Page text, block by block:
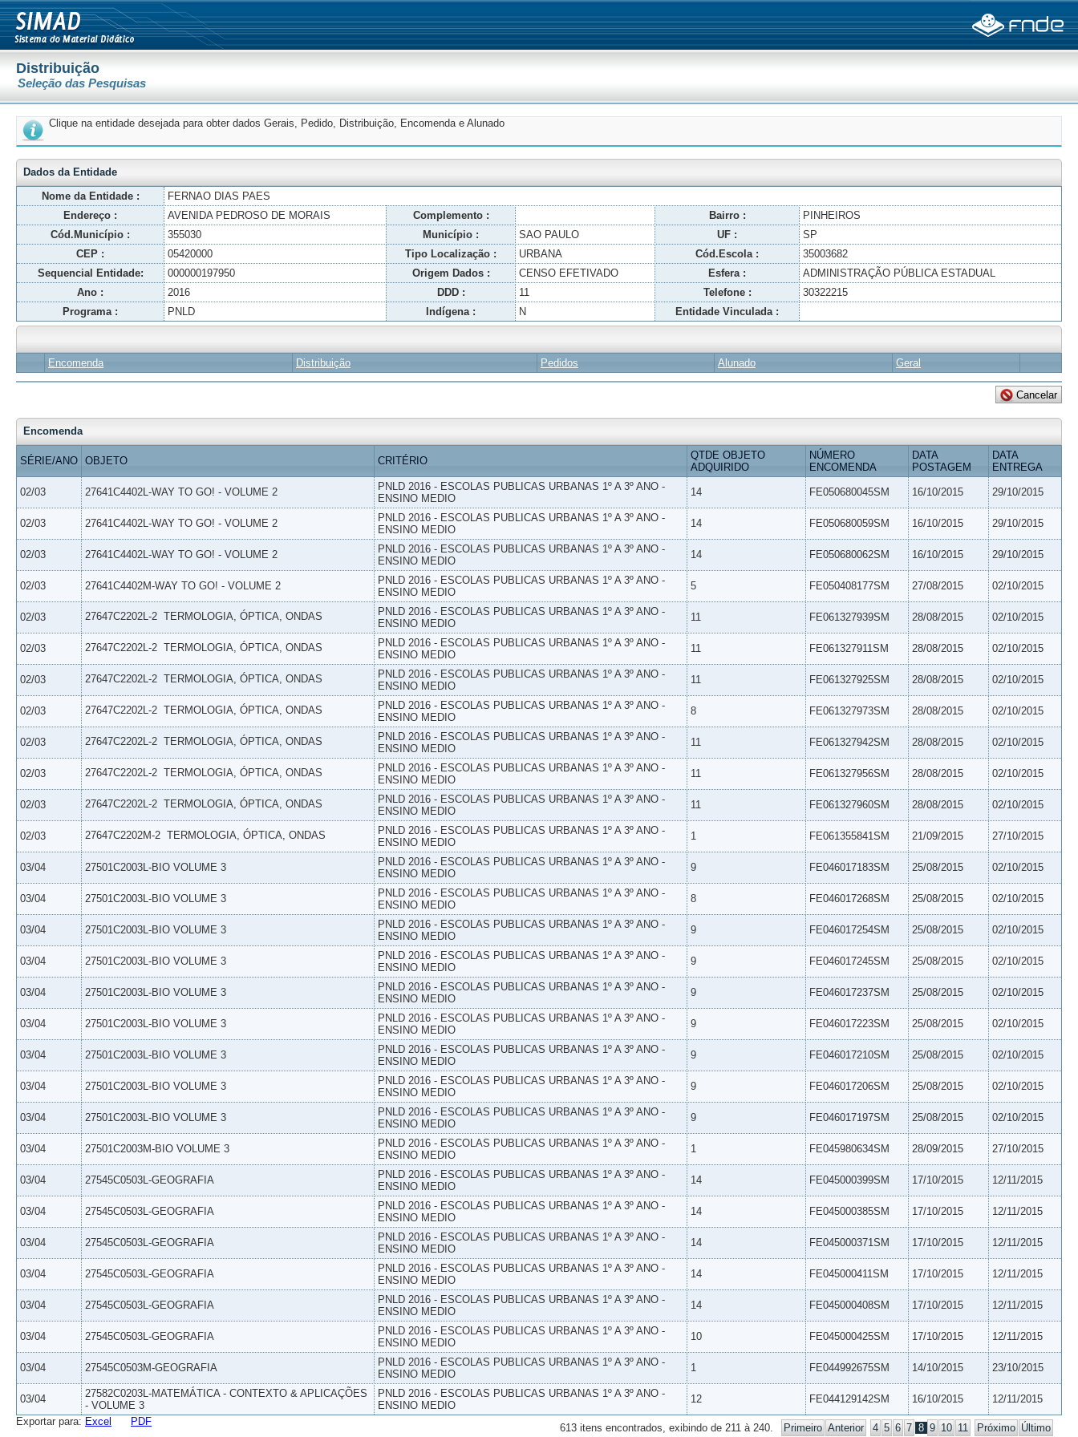
Distribuição
Seleção das Pesquisas
Clique na entidade desejada para obter dados Gerais, Pedido, Distribuição, Encomenda e Alunado
Dados da Entidade
Nome da Entidade :
FERNAO DIAS PAES
Endereço :
AVENIDA PEDROSO DE MORAIS Complemento : Bairro :
PINHEIROS
Cód.Município :
355030 Município : SAO PAULO UF :
SP
CEP :
05420000 Tipo Localização : URBANA Cód.Escola :
35003682
Sequencial Entidade:
000000197950 Origem Dados : CENSO EFETIVADO Esfera :
ADMINISTRAÇÃO PÚBLICA ESTADUAL
Ano :
2016 DDD : 11 Telefone :
30322215
Programa :
PNLD Indígena : N Entidade Vinculada :
Encomenda Distribuição Pedidos Alunado Geral
Encomenda
SÉRIE/ANO OBJETO CRITÉRIO
QTDE OBJETO
ADQUIRIDO
NÚMERO
ENCOMENDA
DATA
POSTAGEM
DATA
ENTREGA
02/03 27641C4402L-WAY TO GO! - VOLUME 2
PNLD 2016 - ESCOLAS PUBLICAS URBANAS 1º A 3º ANO -
ENSINO MEDIO
14 FE050680045SM 16/10/2015 29/10/2015
02/03 27641C4402L-WAY TO GO! - VOLUME 2
PNLD 2016 - ESCOLAS PUBLICAS URBANAS 1º A 3º ANO -
ENSINO MEDIO
14 FE050680059SM 16/10/2015 29/10/2015
02/03 27641C4402L-WAY TO GO! - VOLUME 2
PNLD 2016 - ESCOLAS PUBLICAS URBANAS 1º A 3º ANO -
ENSINO MEDIO
14 FE050680062SM 16/10/2015 29/10/2015
02/03 27641C4402M-WAY TO GO! - VOLUME 2
PNLD 2016 - ESCOLAS PUBLICAS URBANAS 1º A 3º ANO -
ENSINO MEDIO
5 FE050408177SM 27/08/2015 02/10/2015
02/03 27647C2202L-2  TERMOLOGIA, ÓPTICA, ONDAS
PNLD 2016 - ESCOLAS PUBLICAS URBANAS 1º A 3º ANO -
ENSINO MEDIO
11 FE061327939SM 28/08/2015 02/10/2015
02/03 27647C2202L-2  TERMOLOGIA, ÓPTICA, ONDAS
PNLD 2016 - ESCOLAS PUBLICAS URBANAS 1º A 3º ANO -
ENSINO MEDIO
11 FE061327911SM 28/08/2015 02/10/2015
02/03 27647C2202L-2  TERMOLOGIA, ÓPTICA, ONDAS
PNLD 2016 - ESCOLAS PUBLICAS URBANAS 1º A 3º ANO -
ENSINO MEDIO
11 FE061327925SM 28/08/2015 02/10/2015
02/03 27647C2202L-2  TERMOLOGIA, ÓPTICA, ONDAS
PNLD 2016 - ESCOLAS PUBLICAS URBANAS 1º A 3º ANO -
ENSINO MEDIO
8 FE061327973SM 28/08/2015 02/10/2015
02/03 27647C2202L-2  TERMOLOGIA, ÓPTICA, ONDAS
PNLD 2016 - ESCOLAS PUBLICAS URBANAS 1º A 3º ANO -
ENSINO MEDIO
11 FE061327942SM 28/08/2015 02/10/2015
02/03 27647C2202L-2  TERMOLOGIA, ÓPTICA, ONDAS
PNLD 2016 - ESCOLAS PUBLICAS URBANAS 1º A 3º ANO -
ENSINO MEDIO
11 FE061327956SM 28/08/2015 02/10/2015
02/03 27647C2202L-2  TERMOLOGIA, ÓPTICA, ONDAS
PNLD 2016 - ESCOLAS PUBLICAS URBANAS 1º A 3º ANO -
ENSINO MEDIO
11 FE061327960SM 28/08/2015 02/10/2015
02/03 27647C2202M-2  TERMOLOGIA, ÓPTICA, ONDAS
PNLD 2016 - ESCOLAS PUBLICAS URBANAS 1º A 3º ANO -
ENSINO MEDIO
1 FE061355841SM 21/09/2015 27/10/2015
03/04 27501C2003L-BIO VOLUME 3
PNLD 2016 - ESCOLAS PUBLICAS URBANAS 1º A 3º ANO -
ENSINO MEDIO
9 FE046017183SM 25/08/2015 02/10/2015
03/04 27501C2003L-BIO VOLUME 3
PNLD 2016 - ESCOLAS PUBLICAS URBANAS 1º A 3º ANO -
ENSINO MEDIO
8 FE046017268SM 25/08/2015 02/10/2015
03/04 27501C2003L-BIO VOLUME 3
PNLD 2016 - ESCOLAS PUBLICAS URBANAS 1º A 3º ANO -
ENSINO MEDIO
9 FE046017254SM 25/08/2015 02/10/2015
03/04 27501C2003L-BIO VOLUME 3
PNLD 2016 - ESCOLAS PUBLICAS URBANAS 1º A 3º ANO -
ENSINO MEDIO
9 FE046017245SM 25/08/2015 02/10/2015
03/04 27501C2003L-BIO VOLUME 3
PNLD 2016 - ESCOLAS PUBLICAS URBANAS 1º A 3º ANO -
ENSINO MEDIO
9 FE046017237SM 25/08/2015 02/10/2015
03/04 27501C2003L-BIO VOLUME 3
PNLD 2016 - ESCOLAS PUBLICAS URBANAS 1º A 3º ANO -
ENSINO MEDIO
9 FE046017223SM 25/08/2015 02/10/2015
03/04 27501C2003L-BIO VOLUME 3
PNLD 2016 - ESCOLAS PUBLICAS URBANAS 1º A 3º ANO -
ENSINO MEDIO
9 FE046017210SM 25/08/2015 02/10/2015
03/04 27501C2003L-BIO VOLUME 3
PNLD 2016 - ESCOLAS PUBLICAS URBANAS 1º A 3º ANO -
ENSINO MEDIO
9 FE046017206SM 25/08/2015 02/10/2015
03/04 27501C2003L-BIO VOLUME 3
PNLD 2016 - ESCOLAS PUBLICAS URBANAS 1º A 3º ANO -
ENSINO MEDIO
9 FE046017197SM 25/08/2015 02/10/2015
03/04 27501C2003M-BIO VOLUME 3
PNLD 2016 - ESCOLAS PUBLICAS URBANAS 1º A 3º ANO -
ENSINO MEDIO
1 FE045980634SM 28/09/2015 27/10/2015
03/04 27545C0503L-GEOGRAFIA
PNLD 2016 - ESCOLAS PUBLICAS URBANAS 1º A 3º ANO -
ENSINO MEDIO
14 FE045000399SM 17/10/2015 12/11/2015
03/04 27545C0503L-GEOGRAFIA
PNLD 2016 - ESCOLAS PUBLICAS URBANAS 1º A 3º ANO -
ENSINO MEDIO
14 FE045000385SM 17/10/2015 12/11/2015
03/04 27545C0503L-GEOGRAFIA
PNLD 2016 - ESCOLAS PUBLICAS URBANAS 1º A 3º ANO -
ENSINO MEDIO
14 FE045000371SM 17/10/2015 12/11/2015
03/04 27545C0503L-GEOGRAFIA
PNLD 2016 - ESCOLAS PUBLICAS URBANAS 1º A 3º ANO -
ENSINO MEDIO
14 FE045000411SM 17/10/2015 12/11/2015
03/04 27545C0503L-GEOGRAFIA
PNLD 2016 - ESCOLAS PUBLICAS URBANAS 1º A 3º ANO -
ENSINO MEDIO
14 FE045000408SM 17/10/2015 12/11/2015
03/04 27545C0503L-GEOGRAFIA
PNLD 2016 - ESCOLAS PUBLICAS URBANAS 1º A 3º ANO -
ENSINO MEDIO
10 FE045000425SM 17/10/2015 12/11/2015
03/04 27545C0503M-GEOGRAFIA
PNLD 2016 - ESCOLAS PUBLICAS URBANAS 1º A 3º ANO -
ENSINO MEDIO
1 FE044992675SM 14/10/2015 23/10/2015
03/04
27582C0203L-MATEMÁTICA - CONTEXTO & APLICAÇÕES
- VOLUME 3
PNLD 2016 - ESCOLAS PUBLICAS URBANAS 1º A 3º ANO -
ENSINO MEDIO
12 FE044129142SM 16/10/2015 12/11/2015
613 itens encontrados, exibindo de 211 à 240. Primeiro Anterior 4 5 6 7 8 9 10 11 Próximo Último
Exportar para: Excel PDF